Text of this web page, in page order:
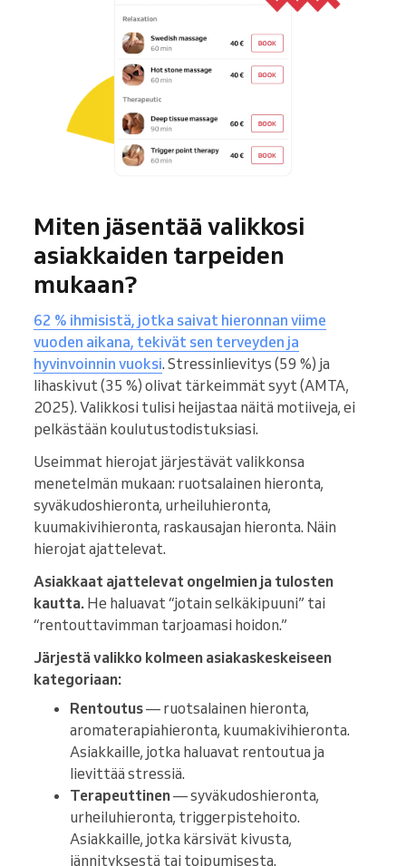
Miten jäsentää valikkosi
asiakkaiden tarpeiden
mukaan?
62 % ihmisistä, jotka saivat hieronnan viime
vuoden aikana, tekivät sen terveyden ja
hyvinvoinnin vuoksi. Stressinlievitys (59 %) ja
lihaskivut (35 %) olivat tärkeimmät syyt (AMTA,
2025). Valikkosi tulisi heijastaa näitä motiiveja, ei
pelkästään koulutustodistuksiasi.
Useimmat hierojat järjestävät valikkonsa
menetelmän mukaan: ruotsalainen hieronta,
syväkudoshieronta, urheiluhieronta,
kuumakivihieronta, raskausajan hieronta. Näin
hierojat ajattelevat.
Asiakkaat ajattelevat ongelmien ja tulosten
kautta. He haluavat “jotain selkäkipuuni” tai
“rentouttavimman tarjoamasi hoidon.”
Järjestä valikko kolmeen asiakaskeskeiseen
kategoriaan:
Rentoutus— ruotsalainen hieronta,
aromaterapiahieronta, kuumakivihieronta.
Asiakkaille, jotka haluavat rentoutua ja
lievittää stressiä.
Terapeuttinen— syväkudoshieronta,
urheiluhieronta, triggerpistehoito.
Asiakkaille, jotka kärsivät kivusta,
jännityksestä tai toipumisesta.